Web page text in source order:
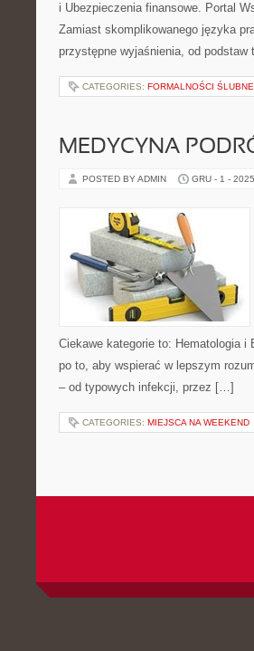
i Ubezpieczenia finansowe. Portal
Zamiast skomplikowanego języka
przystępne wyjaśnienia, od
CATEGORIES: FORMALNOŚCI ŚLUBNE
MEDYCYNA
POSTED BY ADMIN GRU - 1 - 2025
Ciekawe kategorie to: Hematologia i
po to, aby wspierać w lepszym
– od typowych infekcji, przez […]
CATEGORIES: MIEJSCA NA WEEKEND